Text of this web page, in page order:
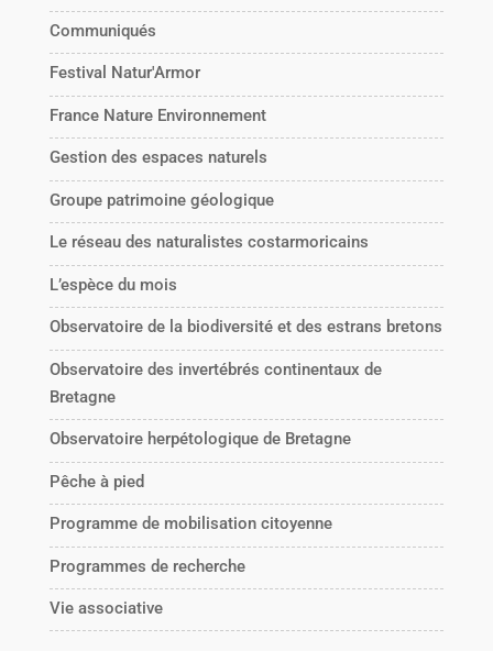
Communiqués
Festival Natur'Armor
France Nature Environnement
Gestion des espaces naturels
Groupe patrimoine géologique
Le réseau des naturalistes costarmoricains
L’espèce du mois
Observatoire de la biodiversité et des estrans bretons
Observatoire des invertébrés continentaux de
Bretagne
Observatoire herpétologique de Bretagne
Pêche à pied
Programme de mobilisation citoyenne
Programmes de recherche
Vie associative